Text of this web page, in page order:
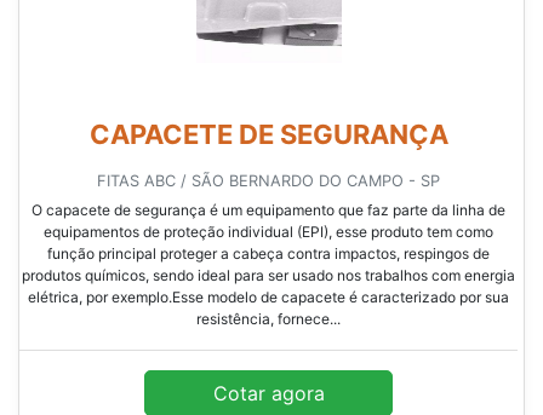
CAPACETE DE SEGURANÇA
FITAS ABC / SÃO BERNARDO DO CAMPO - SP
O capacete de segurança é um equipamento que faz parte da linha de
equipamentos de proteção individual (EPI), esse produto tem como
função principal proteger a cabeça contra impactos, respingos de
produtos químicos, sendo ideal para ser usado nos trabalhos com energia
elétrica, por exemplo.Esse modelo de capacete é caracterizado por sua
resistência, fornece...
Cotar agora